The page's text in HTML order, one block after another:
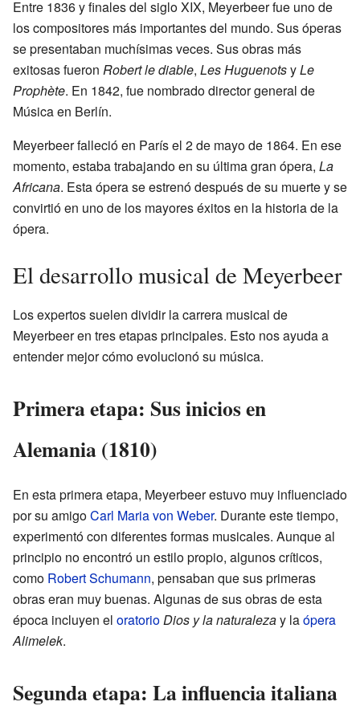
Entre 1836 y finales del siglo XIX, Meyerbeer fue uno de
los compositores más importantes del mundo. Sus óperas
se presentaban muchísimas veces. Sus obras más
exitosas fueron Robert le diable, Les HuguenotsyLe
Prophète. En 1842, fue nombrado director general de
Música en Berlín.
Meyerbeer falleció en París el 2 de mayo de 1864. En ese
momento, estaba trabajando en su última gran ópera, La
Africana. Esta ópera se estrenó después de su muerte y se
convirtió en uno de los mayores éxitos en la historia de la
ópera.
El desarrollo musical de Meyerbeer
Los expertos suelen dividir la carrera musical de
Meyerbeer en tres etapas principales. Esto nos ayuda a
entender mejor cómo evolucionó su música.
Primera etapa: Sus inicios en
Alemania (1810)
En esta primera etapa, Meyerbeer estuvo muy influenciado
por su amigoCarl Maria von Weber. Durante este tiempo,
experimentó con diferentes formas musicales. Aunque al
principio no encontró un estilo propio, algunos críticos,
como Robert Schumann, pensaban que sus primeras
obras eran muy buenas. Algunas de sus obras de esta
época incluyen el oratorioDios y la naturalezay laópera
Alimelek.
Segunda etapa: La influencia italiana